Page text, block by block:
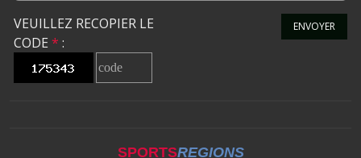
VEUILLEZ RECOPIER LE
CODE * :
ENVOYER
SPORTSREGIONS